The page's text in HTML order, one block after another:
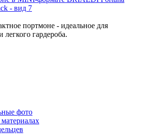
портмоне - идеальное для
легкого гардероба.
фото